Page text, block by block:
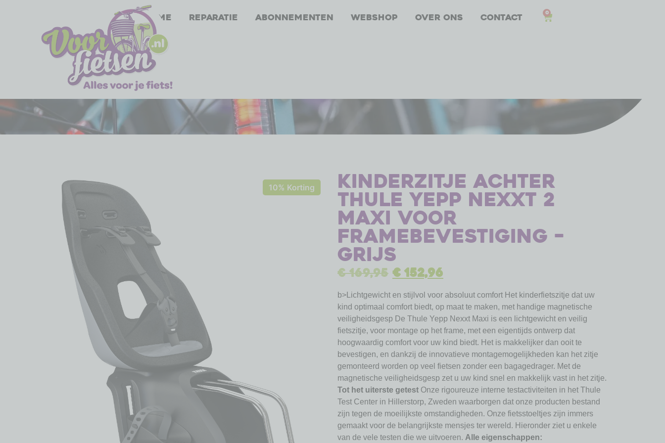
Home Reparatie Abonnementen Webshop Over ons Contact 0
10% Korting Kinderzitje achter
Thule Yepp Nexxt 2
Maxi voor
framebevestiging –
grijs
€169,95 €152,96
b>Lichtgewicht en stijlvol voor absoluut comfort Het kinderfietszitje dat uw
kind optimaal comfort biedt, op maat te maken, met handige magnetische
veiligheidsgesp De Thule Yepp Nexxt Maxi is een lichtgewicht en veilig
fietszitje, voor montage op het frame, met een eigentijds ontwerp dat
hoogwaardig comfort voor uw kind biedt. Het is makkelijker dan ooit te
bevestigen, en dankzij de innovatieve montagemogelijkheden kan het zitje
gemonteerd worden op veel fietsen zonder een bagagedrager. Met de
magnetische veiligheidsgesp zet u uw kind snel en makkelijk vast in het zitje.
Tot het uiterste getest Onze rigoureuze interne testactiviteiten in het Thule
Test Center in Hillerstorp, Zweden waarborgen dat onze producten bestand
zijn tegen de moeilijkste omstandigheden. Onze fietsstoeltjes zijn immers
gemaakt voor de belangrijkste mensjes ter wereld. Hieronder ziet u enkele
van de vele testen die we uitvoeren. Alle eigenschappen: